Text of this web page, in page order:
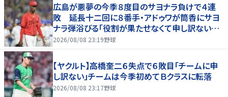
広島が悪夢の今季８度目のサヨナラ負けで４連
敗 延長十二回に８番手・アドゥワが筒香にサヨ
ナラ弾浴びる「役割が果たせなくて申し訳ないで
す」
2026/08/08 23:19野球
【ヤクルト】高橋奎二６失点で６敗目「チームに申
し訳ない」チームは今季初めてＢクラスに転落
2026/08/08 23:17野球